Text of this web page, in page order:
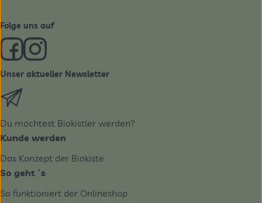
Folge uns auf
Externer Link zu https://www.facebook.com/derBiobote/
Externer Link zu https://www.instagram.com/
Unser aktueller Newsletter
Du möchtest Biokistler werden?
Kunde werden
Das Konzept der Biokiste
So geht´s
So funktioniert der Onlineshop